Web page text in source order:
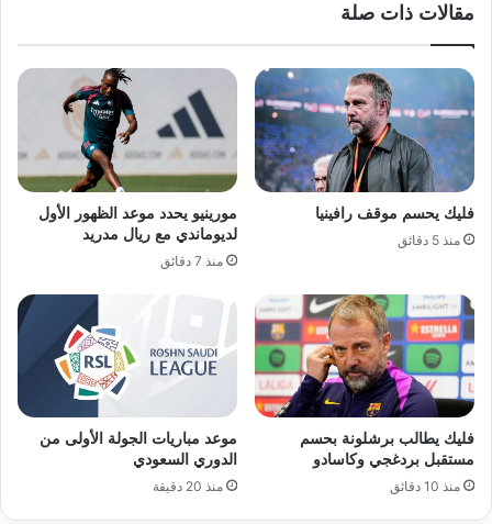
مقالات ذات صلة
فليك يحسم موقف رافينيا
منذ 5 دقائق
مورينيو يحدد موعد الظهور الأول
لديوماندي مع ريال مدريد
منذ 7 دقائق
فليك يطالب برشلونة بحسم
مستقبل بردغجي وكاسادو
منذ 10 دقائق
موعد مباريات الجولة الأولى من
الدوري السعودي
منذ 20 دقيقة